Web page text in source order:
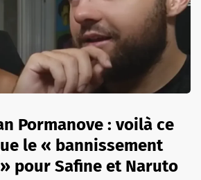
Pormanove : voilà ce
le « bannissement
pour Safine et Naruto